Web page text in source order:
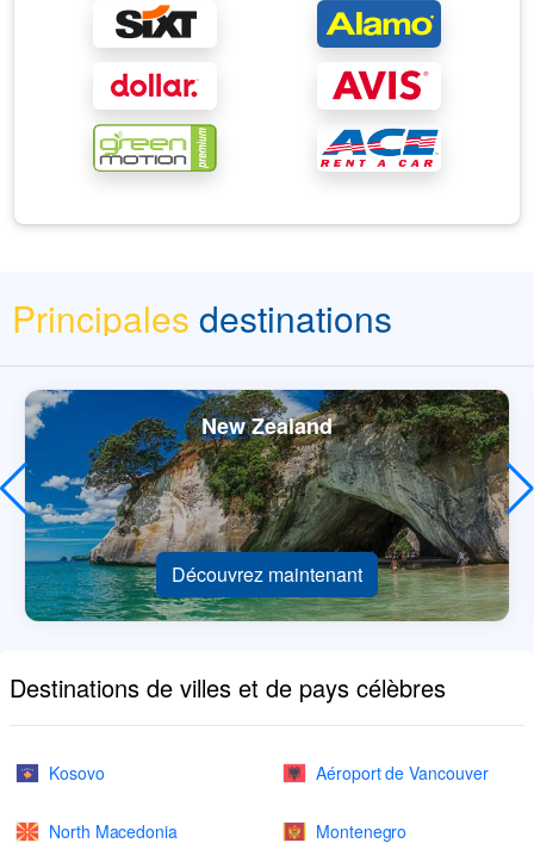
Principales destinations
New Zealand
Découvrez maintenant
Destinations de villes et de pays célèbres
Kosovo Aéroport de Vancouver
North Macedonia Montenegro